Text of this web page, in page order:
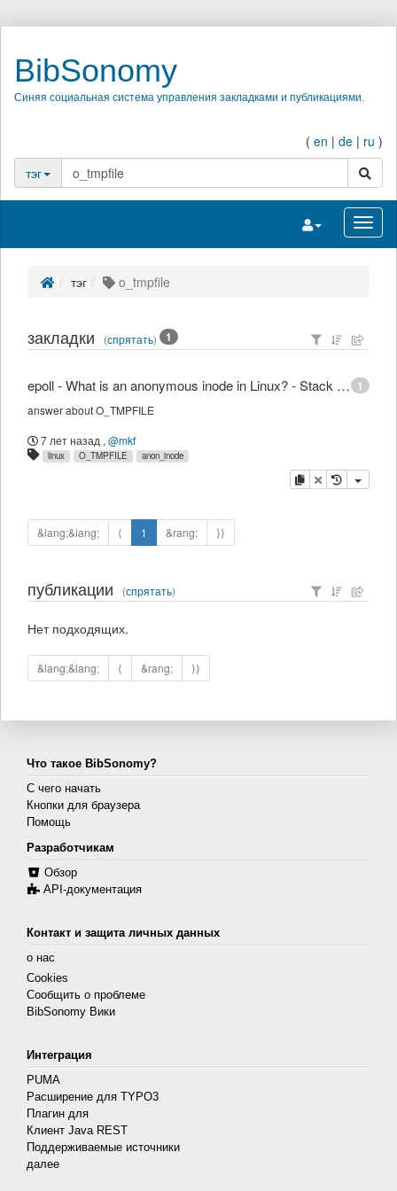
BibSonomy
Синяя социальная система управления закладками и публикациями.
( en | de | ru )
тэг
поиск
Переключить
тэг o_tmpfile
закладки (спрятать) 1
1
epoll - What is an anonymous inode in Linux? - Stack Overflow
answer about O_TMPFILE
7 лет назад , @mkf
linux O_TMPFILE anon_inode
копировать
удалить
&lang;&lang; ⟨ 1 &rang; ⟩⟩
публикации (спрятать)
Нет подходящих.
&lang;&lang; ⟨ &rang; ⟩⟩
Что такое BibSonomy?
С чего начать
Кнопки для браузера
Помощь
Разработчикам
Обзор
API-документация
Контакт и защита личных данных
о нас
Cookies
Сообщить о проблеме
BibSonomy Вики
Интеграция
PUMA
Расширение для TYPO3
Плагин для
Клиент Java REST
Поддерживаемые источники
далее